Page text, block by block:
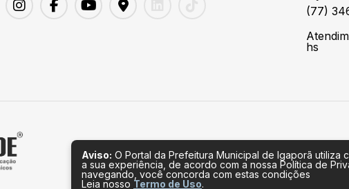
(77)
hs
Aviso: O Portal da Prefeitura Municipal de Igaporã utiliza
a sua experiência, de acordo com a nossa Política de
navegando, você concorda com estas condições
Leia nosso Termo de Uso.